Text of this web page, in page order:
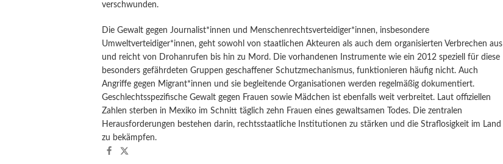
verschwunden.
Die Gewalt gegen Journalist*innen und Menschenrechtsverteidiger*innen, insbesondere
Umweltverteidiger*innen, geht sowohl von staatlichen Akteuren als auch dem organisierten Verbrechen aus
und reicht von Drohanrufen bis hin zu Mord. Die vorhandenen Instrumente wie ein 2012 speziell für diese
besonders gefährdeten Gruppen geschaffener Schutzmechanismus, funktionieren häufig nicht. Auch
Angriffe gegen Migrant*innen und sie begleitende Organisationen werden regelmäßig dokumentiert.
Geschlechtsspezifische Gewalt gegen Frauen sowie Mädchen ist ebenfalls weit verbreitet. Laut offiziellen
Zahlen sterben in Mexiko im Schnitt täglich zehn Frauen eines gewaltsamen Todes. Die zentralen
Herausforderungen bestehen darin, rechtsstaatliche Institutionen zu stärken und die Straflosigkeit im Land
zu bekämpfen.